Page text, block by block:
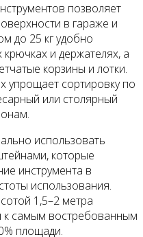
позволяет
в гараже и
до 25 кг удобно
и держателях, а
корзины и лотки.
упрощает сортировку по
или столярный
использовать
которые
инструмента в
использования.
1,5–2 метра
к самым востребованным
площади.